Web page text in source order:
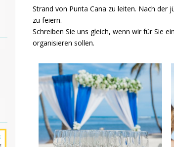
Strand von Punta Cana zu leiten. Nach der
zu feiern.
Schreiben Sie uns gleich, wenn wir für Sie
organisieren sollen.